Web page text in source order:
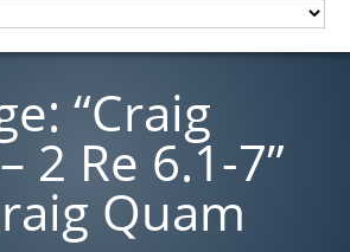
“Craig
2 Re 6.1-7”
Quam